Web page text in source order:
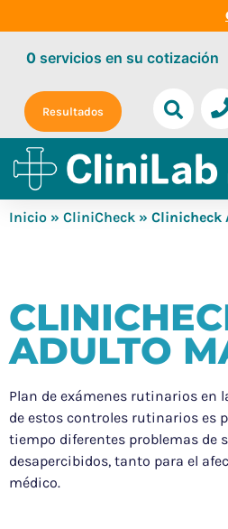
0servicios en su cotización
Resultados
Inicio » CliniCheck » Clinicheck
ADULTO
Plan de exámenes rutinarios en
de estos controles rutinarios es
tiempo diferentes problemas de
desapercibidos, tanto para el
médico.